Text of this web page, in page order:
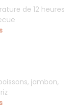
de 12 heures
jambon,